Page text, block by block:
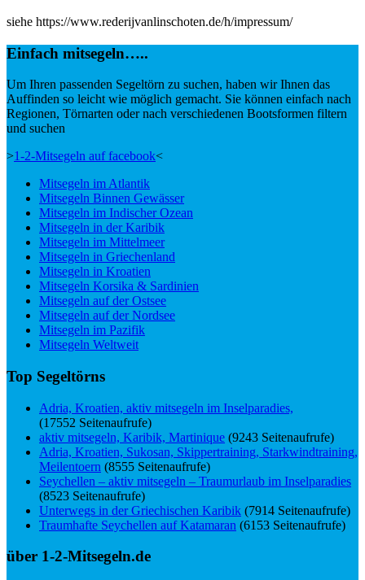
siehe https://www.rederijvanlinschoten.de/h/impressum/
Einfach mitsegeln…..
Um Ihren passenden Segeltörn zu suchen, haben wir Ihnen das
Auffinden so leicht wie möglich gemacht. Sie können einfach nach
Regionen, Törnarten oder nach verschiedenen Bootsformen filtern
und suchen
>1-2-Mitsegeln auf facebook<
Mitsegeln im Atlantik
Mitsegeln Binnen Gewässer
Mitsegeln im Indischer Ozean
Mitsegeln in der Karibik
Mitsegeln im Mittelmeer
Mitsegeln in Griechenland
Mitsegeln in Kroatien
Mitsegeln Korsika & Sardinien
Mitsegeln auf der Ostsee
Mitsegeln auf der Nordsee
Mitsegeln im Pazifik
Mitsegeln Weltweit
Top Segeltörns
Adria, Kroatien, aktiv mitsegeln im Inselparadies,
(17552 Seitenaufrufe)
aktiv mitsegeln, Karibik, Martinique (9243 Seitenaufrufe)
Adria, Kroatien, Sukosan, Skippertraining, Starkwindtraining,
Meilentoern (8555 Seitenaufrufe)
Seychellen – aktiv mitsegeln – Traumurlaub im Inselparadies
(8523 Seitenaufrufe)
Unterwegs in der Griechischen Karibik (7914 Seitenaufrufe)
Traumhafte Seychellen auf Katamaran (6153 Seitenaufrufe)
über 1-2-Mitsegeln.de